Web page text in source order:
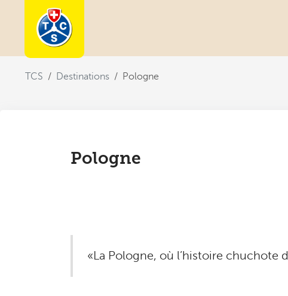
TCS Destinations Pologne
Pologne
«La Pologne, où l’histoire